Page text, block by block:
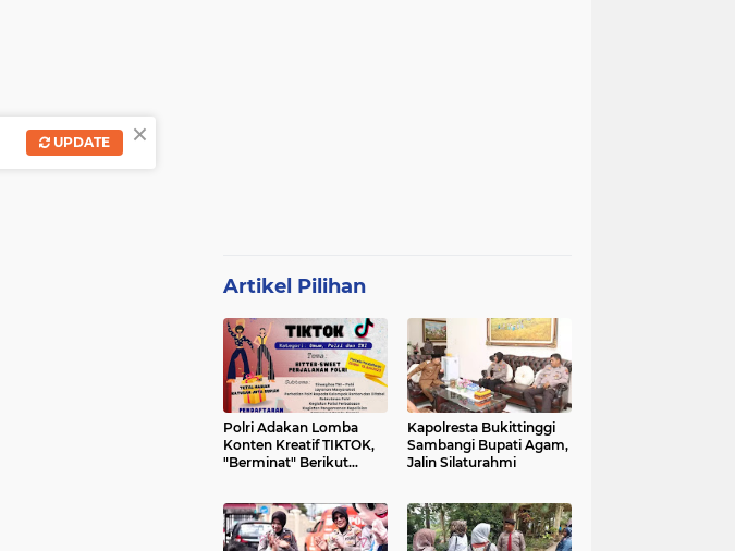
Artikel Pilihan
Polri Adakan Lomba
Konten Kreatif TIKTOK,
"Berminat" Berikut
Kapolresta Bukittinggi
Sambangi Bupati Agam,
Jalin Silaturahmi
×
UPDATE